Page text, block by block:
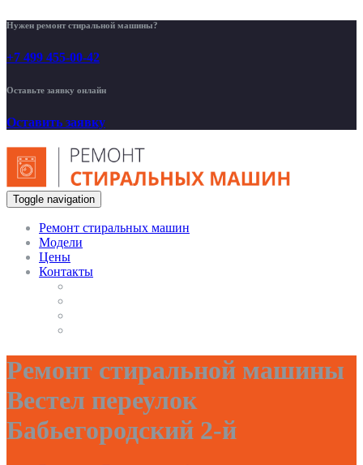
Нужен ремонт стиральной машины?
+7 499 455-00-42
Оставьте заявку онлайн
Оставить заявку
Toggle navigation
Ремонт стиральных машин
Модели
Цены
Контакты
Ремонт стиральной машины
Вестел переулок
Бабьегородский 2-й